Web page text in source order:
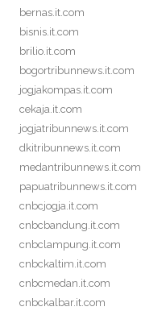
bernas.it.com
bisnis.it.com
brilio.it.com
bogortribunnews.it.com
jogjakompas.it.com
cekaja.it.com
jogjatribunnews.it.com
dkitribunnews.it.com
medantribunnews.it.com
papuatribunnews.it.com
cnbcjogja.it.com
cnbcbandung.it.com
cnbclampung.it.com
cnbckaltim.it.com
cnbcmedan.it.com
cnbckalbar.it.com